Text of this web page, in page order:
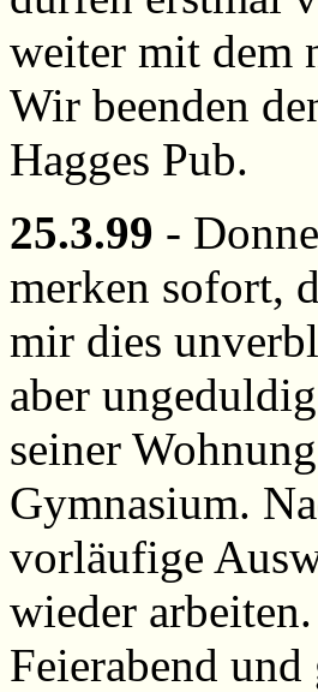
weiter mit dem
Wir beenden
Hagges Pub.
25.3.99 -
merken sofort,
mir dies
aber
seiner
Gymnasium.
vorläufige
wieder arbeiten.
Feierabend